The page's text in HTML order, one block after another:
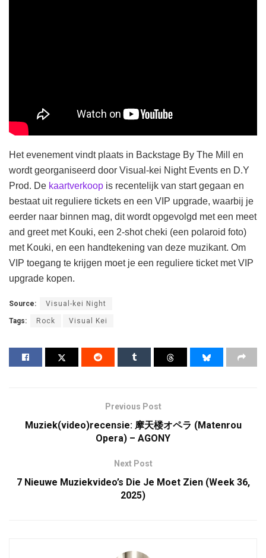
Het evenement vindt plaats in Backstage By The Mill en
wordt georganiseerd door Visual-kei Night Events en D.Y
Prod. De kaartverkoop is recentelijk van start gegaan en
bestaat uit reguliere tickets en een VIP upgrade, waarbij je
eerder naar binnen mag, dit wordt opgevolgd met een meet
and greet met Kouki, een 2-shot cheki (een polaroid foto)
met Kouki, en een handtekening van deze muzikant. Om
VIP toegang te krijgen moet je een reguliere ticket met VIP
upgrade kopen.
Source: Visual-kei Night
Tags: Rock Visual Kei
Previous Post
Muziek(video)recensie: 摩天楼オペラ (Matenrou
Opera) – AGONY
Next Post
7 Nieuwe Muziekvideo’s Die Je Moet Zien (Week 36,
2025)